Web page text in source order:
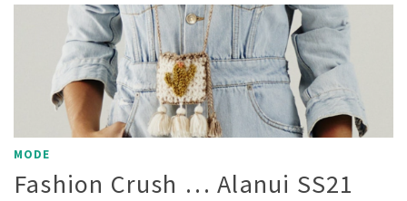
MODE
Fashion Crush … Alanui SS21